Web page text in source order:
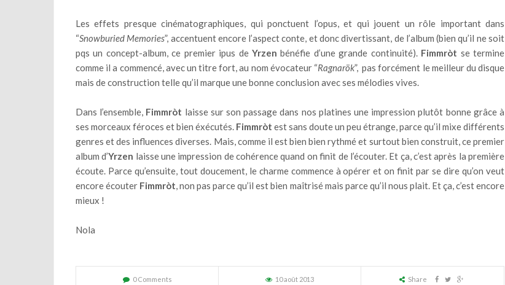
Les effets presque cinématographiques, qui ponctuent l’opus, et qui jouent un rôle important dans
“Snowburied Memories”, accentuent encore l’aspect conte, et donc divertissant, de l’album (bien qu’il ne soit
pqs un concept-album, ce premier ipus de Yrzen bénéfie d’une grande continuité). Fimmròt se termine
comme il a commencé, avec un titre fort, au nom évocateur “Ragnarök”, pas forcément le meilleur du disque
mais de construction telle qu’il marque une bonne conclusion avec ses mélodies vives.
Dans l’ensemble, Fimmròt laisse sur son passage dans nos platines une impression plutôt bonne grâce à
ses morceaux féroces et bien éxécutés. Fimmròt est sans doute un peu étrange, parce qu’il mixe différents
genres et des influences diverses. Mais, comme il est bien bien rythmé et surtout bien construit, ce premier
album d’Yrzen laisse une impression de cohérence quand on finit de l’écouter. Et ça, c’est après la première
écoute. Parce qu’ensuite, tout doucement, le charme commence à opérer et on finit par se dire qu’on veut
encore écouter Fimmròt, non pas parce qu’il est bien maîtrisé mais parce qu’il nous plait. Et ça, c’est encore
mieux !
Nola
0 Comments 10 août 2013 Share